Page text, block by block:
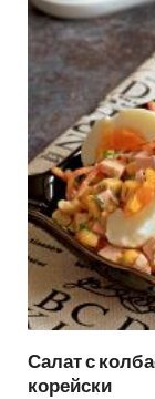
Салат с
корейски